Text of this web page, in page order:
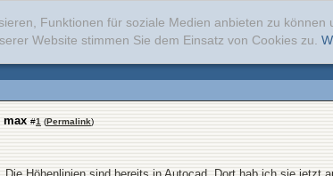
Funktionen für soziale Medien anbieten zu
Website stimmen Sie dem Einsatz von Cookies zu.
max #1 (Permalink)